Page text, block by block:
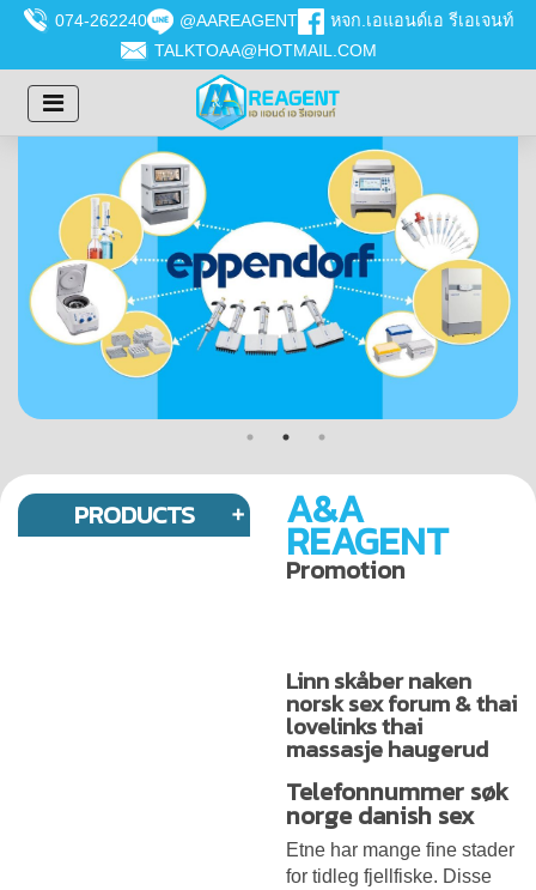
074-262240 @AAREAGENT
หจก.เอแอนด์เอ รีเอเจนท์
TALKTOAA@HOTMAIL.COM
PRODUCTS A&A
REAGENT
Promotion
Linn skåber naken
norsk sex forum & thai
lovelinks thai
massasje haugerud
Telefonnummer søk
norge danish sex
Etne har mange fine stader
for tidleg fjellfiske. Disse